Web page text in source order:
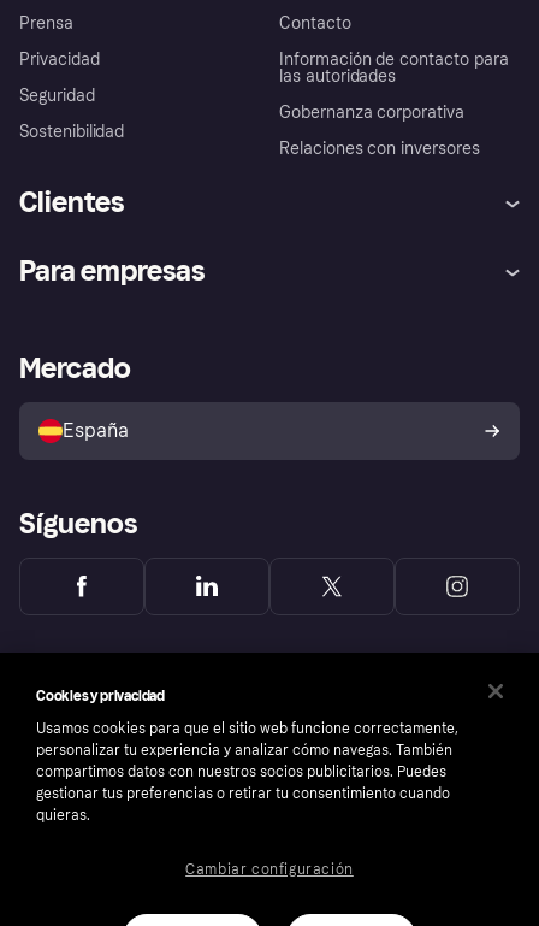
Prensa
Privacidad
Seguridad
Sostenibilidad
Contacto
Información de contacto para
las autoridades
Gobernanza corporativa
Relaciones con inversores
Clientes
Inicio de sesión
Directorio de tiendas
Política de protección al
comprador de Klarna
Reclamaciones
Para empresas
Acceso empresas
Mercado
España
Síguenos
Número de empresa: 556737-0431
Cookies y privacidad
Usamos cookies para que el sitio web funcione correctamente,
personalizar tu experiencia y analizar cómo navegas. También
compartimos datos con nuestros socios publicitarios. Puedes
gestionar tus preferencias o retirar tu consentimiento cuando
quieras.
Cambiar configuración